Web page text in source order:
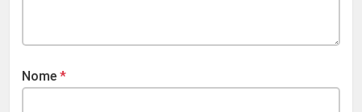
Nome *